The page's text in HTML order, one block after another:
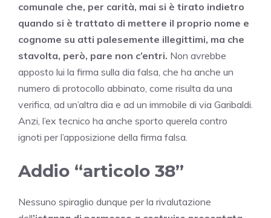
comunale che, per carità, mai si è tirato indietro
quando si è trattato di mettere il proprio nome e
cognome su atti palesemente illegittimi, ma che
stavolta, però, pare non c’entri. Non avrebbe
apposto lui la firma sulla dia falsa, che ha anche un
numero di protocollo abbinato, come risulta da una
verifica, ad un’altra dia e ad un immobile di via Garibaldi.
Anzi, l’ex tecnico ha anche sporto querela contro
ignoti per l’apposizione della firma falsa.
Addio “articolo 38”
Nessuno spiraglio dunque per la rivalutazione